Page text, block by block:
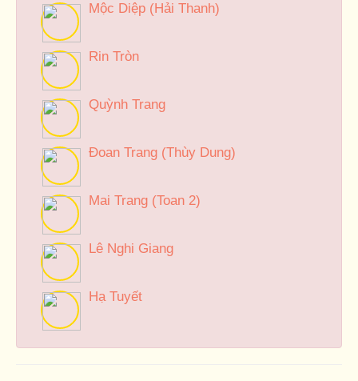
Mộc Diệp (Hải Thanh)
Rin Tròn
Quỳnh Trang
Đoan Trang (Thùy Dung)
Mai Trang (Toan 2)
Lê Nghi Giang
Hạ Tuyết